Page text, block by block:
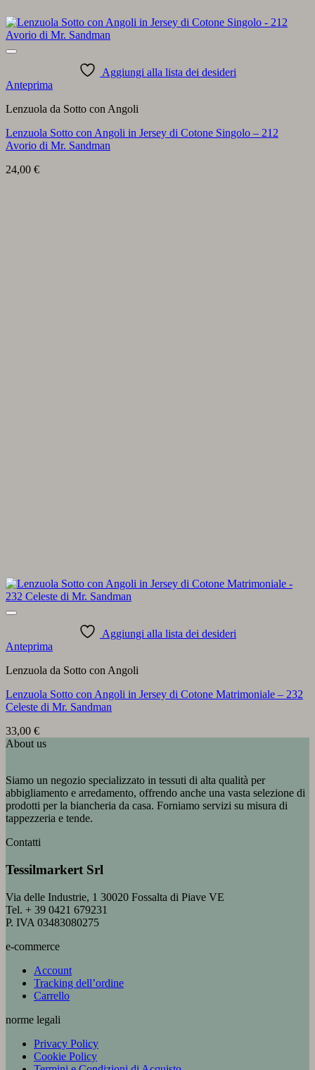
Aggiungi alla lista dei desideri
Anteprima
Lenzuola da Sotto con Angoli
Lenzuola Sotto con Angoli in Jersey di Cotone Singolo – 212
Avorio di Mr. Sandman
24,00 €
Aggiungi alla lista dei desideri
Anteprima
Lenzuola da Sotto con Angoli
Lenzuola Sotto con Angoli in Jersey di Cotone Matrimoniale – 232
Celeste di Mr. Sandman
33,00 €
About us
Siamo un negozio specializzato in tessuti di alta qualità per
abbigliamento e arredamento, offrendo anche una vasta selezione di
prodotti per la biancheria da casa. Forniamo servizi su misura di
tappezzeria e tende.
Contatti
Tessilmarkert Srl
Via delle Industrie, 1 30020 Fossalta di Piave VE
Tel. + 39 0421 679231
P. IVA 03483080275
e-commerce
Account
Tracking dell’ordine
Carrello
norme legali
Privacy Policy
Cookie Policy